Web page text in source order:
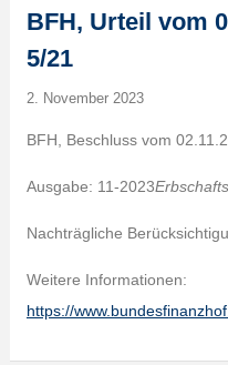
BFH, Urteil vom
5/21
2. November 2023
BFH, Beschluss vom
Ausgabe: 11-2023
Nachträgliche
Weitere Informationen:
https://